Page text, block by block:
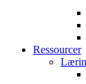
Ressourcer